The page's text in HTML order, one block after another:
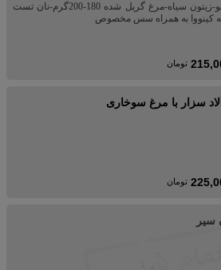
کاهو-زیتون سیاه-مرغ گریل شده 180-200گرم-نان تست
کینووا به همراه سس مخصوص
تومان
سزار با مرغ سوخاری
تومان
سیر